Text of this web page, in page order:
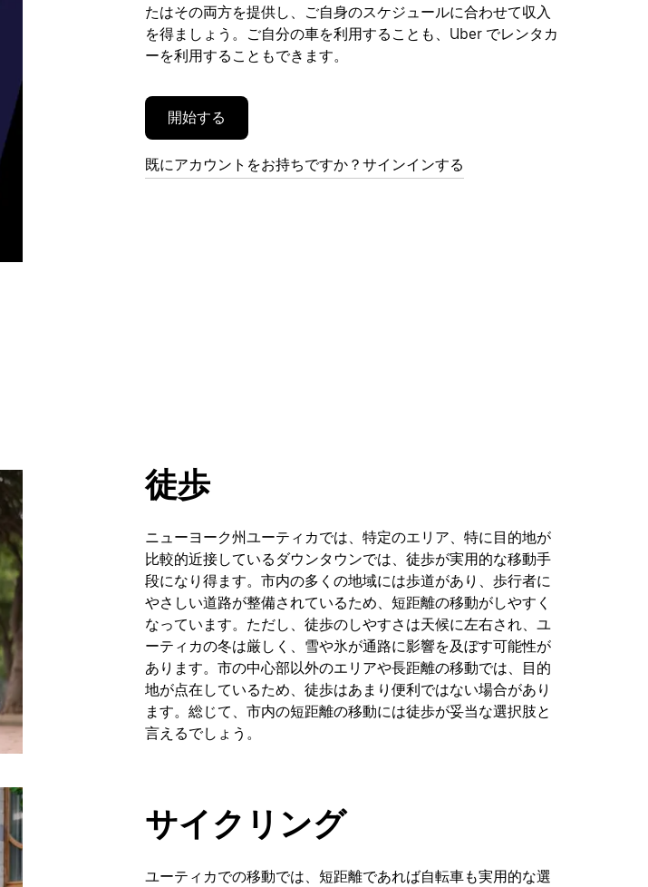
たはその両方を提供し、ご自身のスケジュールに合わせて収入
を得ましょう。ご自分の車を利用することも、Uber でレンタカ
ーを利用することもできます。
開始する
既にアカウントをお持ちですか？サインインする
徒歩
ニューヨーク州ユーティカでは、特定のエリア、特に目的地が
比較的近接しているダウンタウンでは、徒歩が実用的な移動手
段になり得ます。市内の多くの地域には歩道があり、歩行者に
やさしい道路が整備されているため、短距離の移動がしやすく
なっています。ただし、徒歩のしやすさは天候に左右され、ユ
ーティカの冬は厳しく、雪や氷が通路に影響を及ぼす可能性が
あります。市の中心部以外のエリアや長距離の移動では、目的
地が点在しているため、徒歩はあまり便利ではない場合があり
ます。総じて、市内の短距離の移動には徒歩が妥当な選択肢と
言えるでしょう。
サイクリング
ユーティカでの移動では、短距離であれば自転車も実用的な選